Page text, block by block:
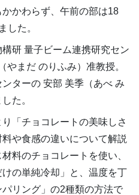
かわらず、午前の部は18
した。
研 量子ビーム連携研究セン
やまだ のりふみ）准教授。
ターの 安部 美季（あべ み
た。
「チョコレートの美味しさ
や食感の違いについて解説
料のチョコレートを使い、
けの単純冷却」と、温度を丁
リング」の2種類の方法で